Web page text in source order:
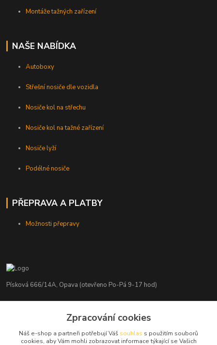
Montáže tažných zařízení
NAŠE NABÍDKA
Autoboxy
Střešní nosiče dle vozidla
Nosiče kol na střechu
Nosiče kol na tažné zařízení
Nosiče lyží
Podélné nosiče
PŘEPRAVA A PLATBY
Možnosti přepravy
Písková 666/14A, Opava (otevřeno Po-Pá 9-17 hod)
+420 776 839 986Zpracování cookies
Náš e-shop a partneři potřebují Váš souhlas s použitím souborů
cookies, aby Vám mohli zobrazovat informace týkající se Vašich